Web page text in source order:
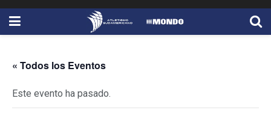
« Todos los Eventos
Este evento ha pasado.